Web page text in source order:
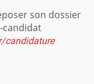
son dossier
candidat
candidature